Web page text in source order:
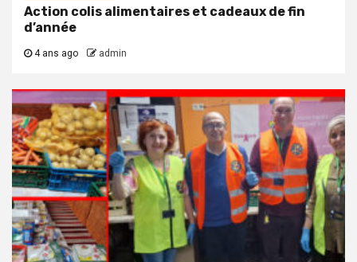
Action colis alimentaires et cadeaux de fin
d’année
4 ans ago admin